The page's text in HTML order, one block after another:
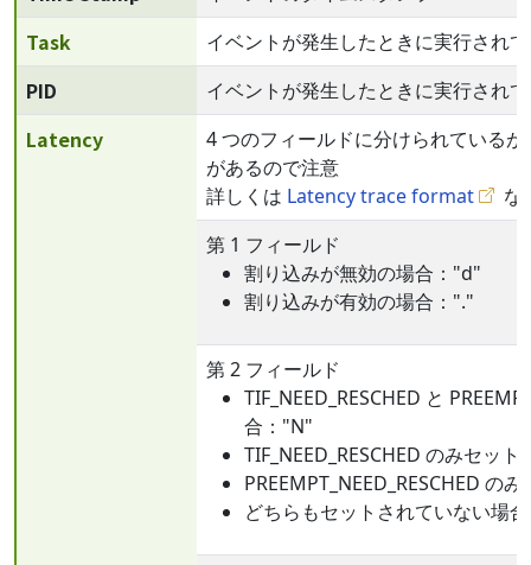
Task イベントが発生したときに実行され
PID イベントが発生したときに実行され
Latency
4 つのフィールドに分けられている
があるので注意
詳しくは Latency trace format
な
第 1 フィールド
割り込みが無効の場合："d"
割り込みが有効の場合："."
第 2 フィールド
TIF_NEED_RESCHED と
合："N"
TIF_NEED_RESCHED のみセッ
PREEMPT_NEED_RESCHED の
どちらもセットされていない場